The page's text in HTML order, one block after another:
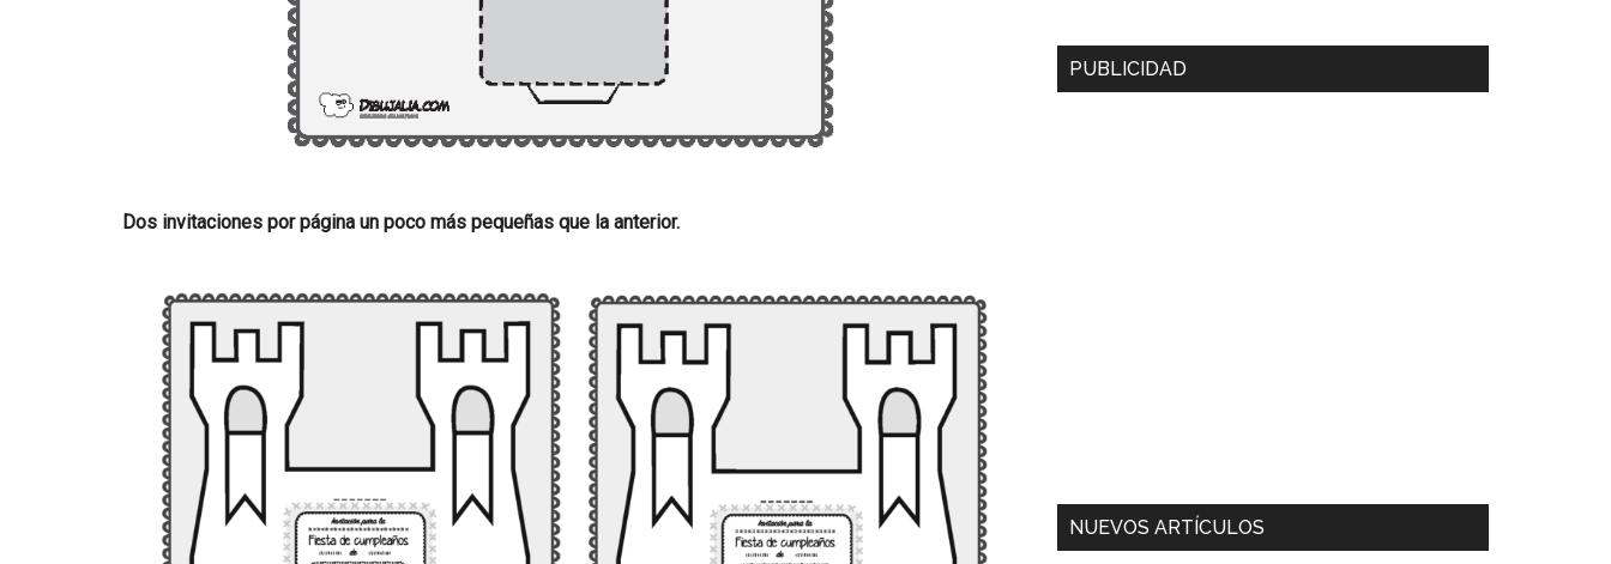
Dos invitaciones por página un poco más pequeñas que la anterior.
PUBLICIDAD
NUEVOS ARTÍCULOS